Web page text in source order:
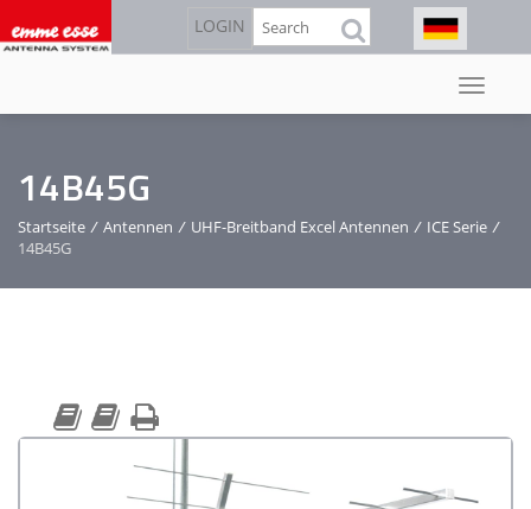
zum
Inhalt
LOGIN Suche
14B45G
Startseite / Antennen / UHF-Breitband Excel Antennen / ICE Serie /
14B45G